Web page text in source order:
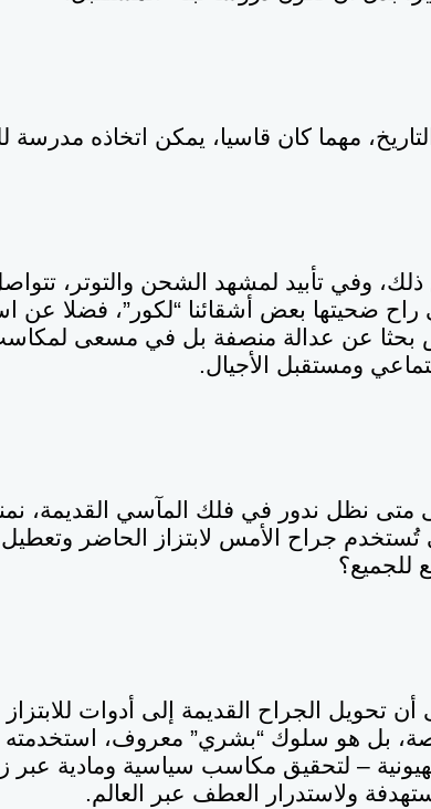
مهما كان قاسيا، يمكن اتخاذه
راح ضحيتها بعض أشقائنا “لكور”، فضلا عن
بحثا عن عدالة منصفة بل في مسعى
ومستقبل الأجيال.
متى نظل ندور في فلك المآسي القديمة،
تُستخدم جراح الأمس لابتزاز الحاضر
للجميع؟
أن تحويل الجراح القديمة إلى أدوات
بل هو سلوك “بشري” معروف، استخدمته
– لتحقيق مكاسب سياسية ومادية
ولاستدرار العطف عبر العالم.